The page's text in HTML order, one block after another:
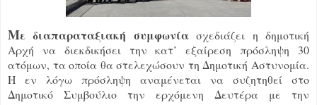
Με διαπαραταξιακή συμφωνίασχεδιάζει η δημοτική
Αρχή να διεκδικήσει την κατ’ εξαίρεση πρόσληψη 30
ατόμων, τα οποία θα στελεχώσουν τη Δημοτική Αστυνομία.
Η εν λόγω πρόσληψη αναμένεται να συζητηθεί στο
Δημοτικό Συμβούλιο την ερχόμενη Δευτέρα με την